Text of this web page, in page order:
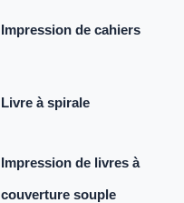
Impression de cahiers
Livre à spirale
Impression de livres à
couverture souple